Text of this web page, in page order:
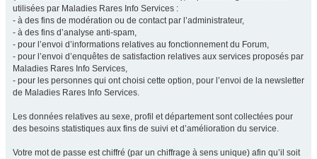
utilisées par Maladies Rares Info Services :
- à des fins de modération ou de contact par l’administrateur,
- à des fins d’analyse anti-spam,
- pour l’envoi d’informations relatives au fonctionnement du Forum,
- pour l’envoi d’enquêtes de satisfaction relatives aux services proposés par
Maladies Rares Info Services,
- pour les personnes qui ont choisi cette option, pour l’envoi de la newsletter
de Maladies Rares Info Services.
Les données relatives au sexe, profil et département sont collectées pour
des besoins statistiques aux fins de suivi et d’amélioration du service.
Votre mot de passe est chiffré (par un chiffrage à sens unique) afin qu’il soit